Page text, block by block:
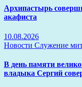
Архипастырь
акафиста
10.08.2026
Новости Служение
В день памяти
владыка Сергий